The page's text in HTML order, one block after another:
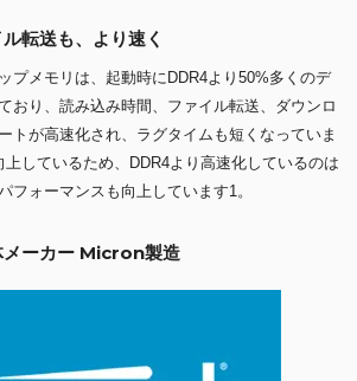
転送も、より速く
プメモリは、起動時にDDR4より50%多くのデ
おり、読み込み時間、ファイル転送、ダウンロ
トが高速化され、ラグタイムも短くなっていま
しているため、DDR4より高速化しているのは
フォーマンスも向上しています1。
メーカー Micron製造